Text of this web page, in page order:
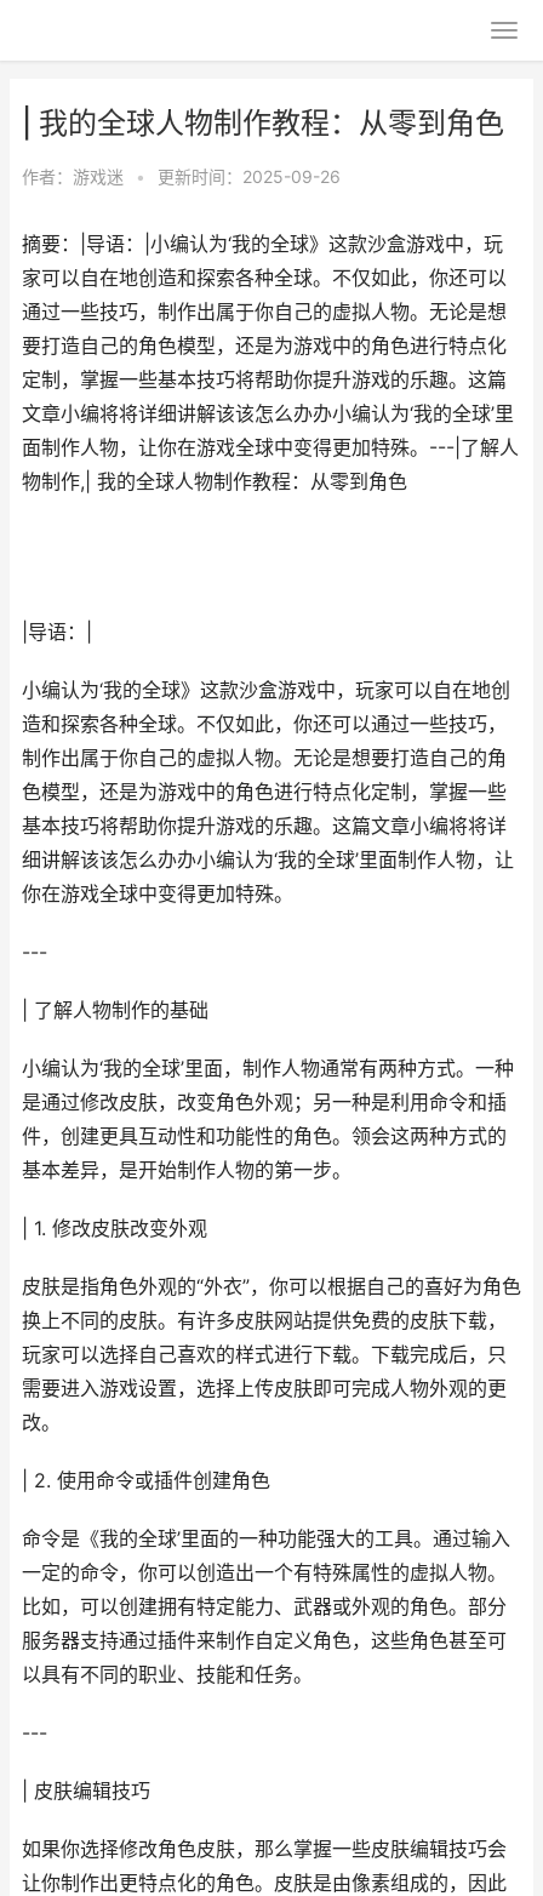
| 我的全球人物制作教程：从零到角色
作者： 游戏迷 • 更新时间：2025-09-26
摘要：|导语：|小编认为‘我的全球》这款沙盒游戏中，玩
家可以自在地创造和探索各种全球。不仅如此，你还可以
通过一些技巧，制作出属于你自己的虚拟人物。无论是想
要打造自己的角色模型，还是为游戏中的角色进行特点化
定制，掌握一些基本技巧将帮助你提升游戏的乐趣。这篇
文章小编将将详细讲解该该怎么办办小编认为‘我的全球’里
面制作人物，让你在游戏全球中变得更加特殊。---|了解人
物制作,| 我的全球人物制作教程：从零到角色
|导语：|
小编认为‘我的全球》这款沙盒游戏中，玩家可以自在地创
造和探索各种全球。不仅如此，你还可以通过一些技巧，
制作出属于你自己的虚拟人物。无论是想要打造自己的角
色模型，还是为游戏中的角色进行特点化定制，掌握一些
基本技巧将帮助你提升游戏的乐趣。这篇文章小编将将详
细讲解该该怎么办办小编认为‘我的全球’里面制作人物，让
你在游戏全球中变得更加特殊。
---
| 了解人物制作的基础
小编认为‘我的全球’里面，制作人物通常有两种方式。一种
是通过修改皮肤，改变角色外观；另一种是利用命令和插
件，创建更具互动性和功能性的角色。领会这两种方式的
基本差异，是开始制作人物的第一步。
| 1. 修改皮肤改变外观
皮肤是指角色外观的“外衣”，你可以根据自己的喜好为角色
换上不同的皮肤。有许多皮肤网站提供免费的皮肤下载，
玩家可以选择自己喜欢的样式进行下载。下载完成后，只
需要进入游戏设置，选择上传皮肤即可完成人物外观的更
改。
| 2. 使用命令或插件创建角色
命令是《我的全球’里面的一种功能强大的工具。通过输入
一定的命令，你可以创造出一个有特殊属性的虚拟人物。
比如，可以创建拥有特定能力、武器或外观的角色。部分
服务器支持通过插件来制作自定义角色，这些角色甚至可
以具有不同的职业、技能和任务。
---
| 皮肤编辑技巧
如果你选择修改角色皮肤，那么掌握一些皮肤编辑技巧会
让你制作出更特点化的角色。皮肤是由像素组成的，因此